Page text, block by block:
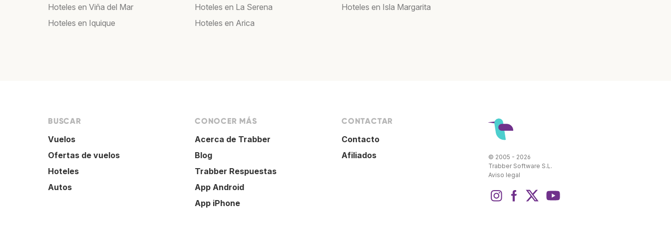
Hoteles en Viña del Mar
Hoteles en Iquique
Hoteles en La Serena
Hoteles en Arica
Hoteles en Isla Margarita
BUSCAR
Vuelos
Ofertas de vuelos
Hoteles
Autos
CONOCER MÁS
Acerca de Trabber
Blog
Trabber Respuestas
App Android
App iPhone
CONTACTAR
Contacto
Afiliados
© 2005 - 2026
Trabber Software S.L.
Aviso legal